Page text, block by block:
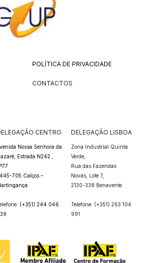
POLÍTICA DE PRIVACIDADE
CONTACTOS
CENTRO
Nossa Senhora da
Estrada N242 ,
705 Calços –
(+351) 244 046
DELEGAÇÃO LISBOA
Zona Industrial Quinta
Verde,
Rua das Fazendas
Novas, Lote 7,
2130-338 Benavente
Telefone: (+351) 263 104
991